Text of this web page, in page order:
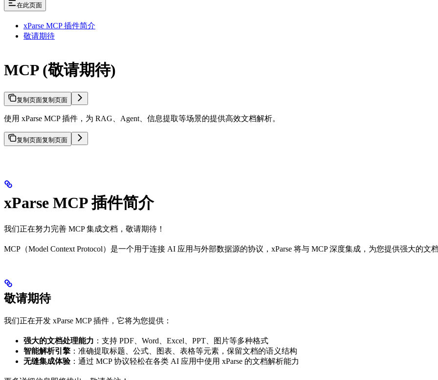
在此页面
xParse MCP 插件简介
敬请期待
MCP (敬请期待)
复制页面复制页面
使用 xParse MCP 插件，为 RAG、Agent、信息提取等场景的提供高效文档解析。
复制页面复制页面
xParse MCP 插件简介
我们正在努力完善 MCP 集成文档，敬请期待！
MCP（Model Context Protocol）是一个用于连接 AI 应用与外部数据源的协议，xParse 将与 MCP 深度集成，为您提供强大的文
敬请期待
我们正在开发 xParse MCP 插件，它将为您提供：
强大的文档处理能力 ：支持 PDF、Word、Excel、PPT、图片等多种格式
智能解析引擎 ：准确提取标题、公式、图表、表格等元素，保留文档的语义结构
无缝集成体验：通过 MCP 协议轻松在各类 AI 应用中使用 xParse 的文档解析能力